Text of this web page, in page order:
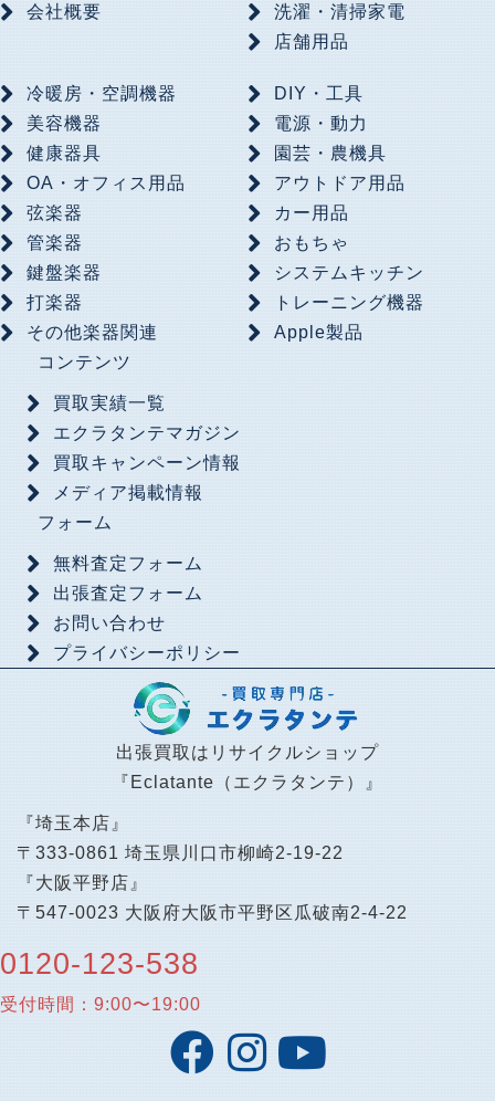
会社概要
洗濯・清掃家電
店舗用品
冷暖房・空調機器
美容機器
健康器具
OA・オフィス用品
弦楽器
管楽器
鍵盤楽器
打楽器
その他楽器関連
DIY・工具
電源・動力
園芸・農機具
アウトドア用品
カー用品
おもちゃ
システムキッチン
トレーニング機器
Apple製品
コンテンツ
買取実績一覧
エクラタンテマガジン
買取キャンペーン情報
メディア掲載情報
フォーム
無料査定フォーム
出張査定フォーム
お問い合わせ
プライバシーポリシー
出張買取はリサイクルショップ
『Eclatante（エクラタンテ）』
『埼玉本店』
〒333-0861 埼玉県川口市柳崎2-19-22
『大阪平野店』
〒547-0023 大阪府大阪市平野区瓜破南2-4-22
0120-123-538
受付時間：9:00〜19:00